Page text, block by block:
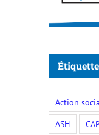
Action
ASH